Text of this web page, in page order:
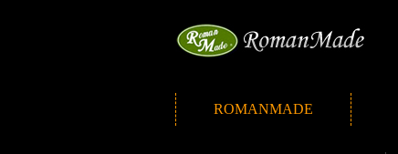
ROMANMADE